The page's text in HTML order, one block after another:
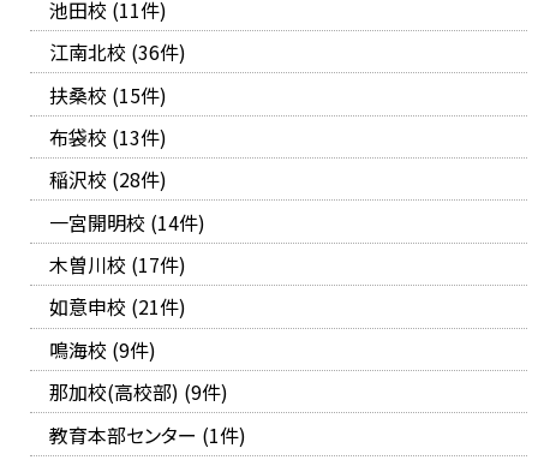
池田校 (11件)
江南北校 (36件)
扶桑校 (15件)
布袋校 (13件)
稲沢校 (28件)
一宮開明校 (14件)
木曽川校 (17件)
如意申校 (21件)
鳴海校 (9件)
那加校(高校部) (9件)
教育本部センター (1件)